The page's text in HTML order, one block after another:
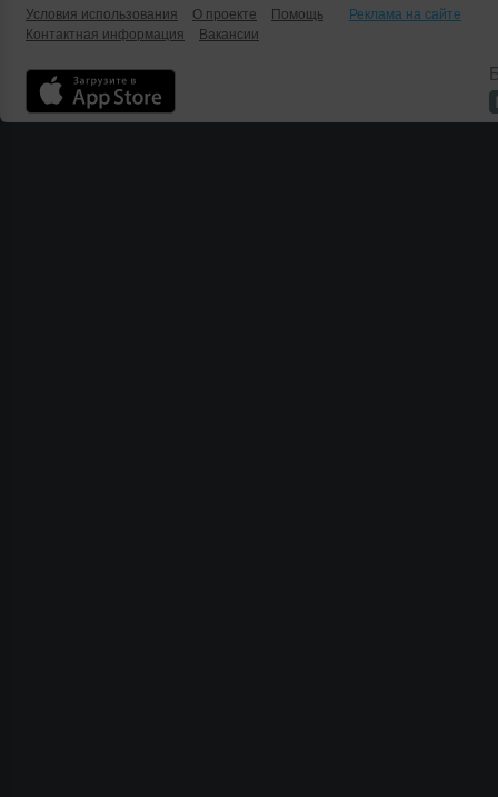
Условия использования
О проекте Помощь
Реклама на сайте
Контактная информация
Вакансии